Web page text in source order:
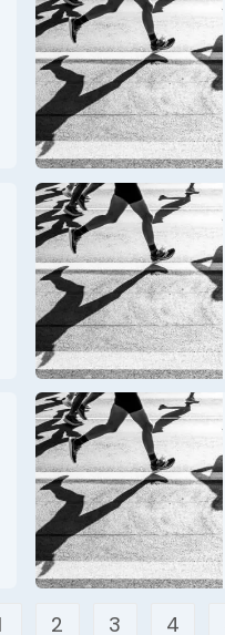
2 3 4